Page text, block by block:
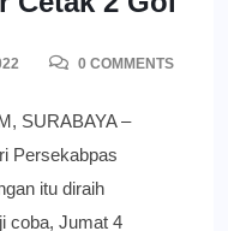
0 COMMENTS
SURABAYA –
Persekabpas
itu diraih
coba, Jumat 4